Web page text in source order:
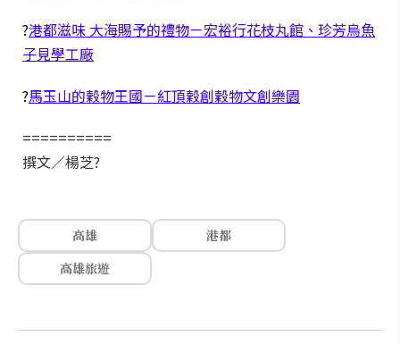
?港都滋味 大海賜予的禮物－宏裕行花枝丸館、珍芳烏魚
子見學工廠
?馬玉山的穀物王國－紅頂穀創穀物文創樂園
==========
撰文／楊芝?
高雄
港都
高雄旅遊